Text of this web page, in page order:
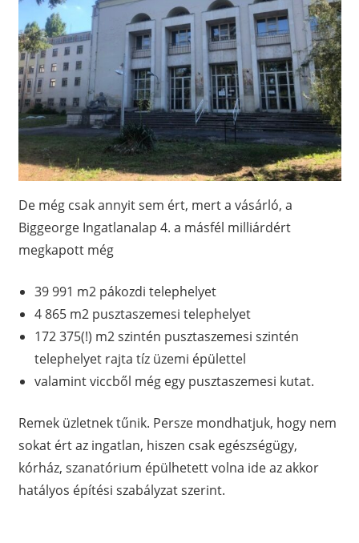
De még csak annyit sem ért, mert a vásárló, a
Biggeorge Ingatlanalap 4. a másfél milliárdért
megkapott még
39 991 m2 pákozdi telephelyet
4 865 m2 pusztaszemesi telephelyet
172 375(!) m2 szintén pusztaszemesi szintén
telephelyet rajta tíz üzemi épülettel
valamint viccből még egy pusztaszemesi kutat.
Remek üzletnek tűnik. Persze mondhatjuk, hogy nem
sokat ért az ingatlan, hiszen csak egészségügy,
kórház, szanatórium épülhetett volna ide az akkor
hatályos építési szabályzat szerint.